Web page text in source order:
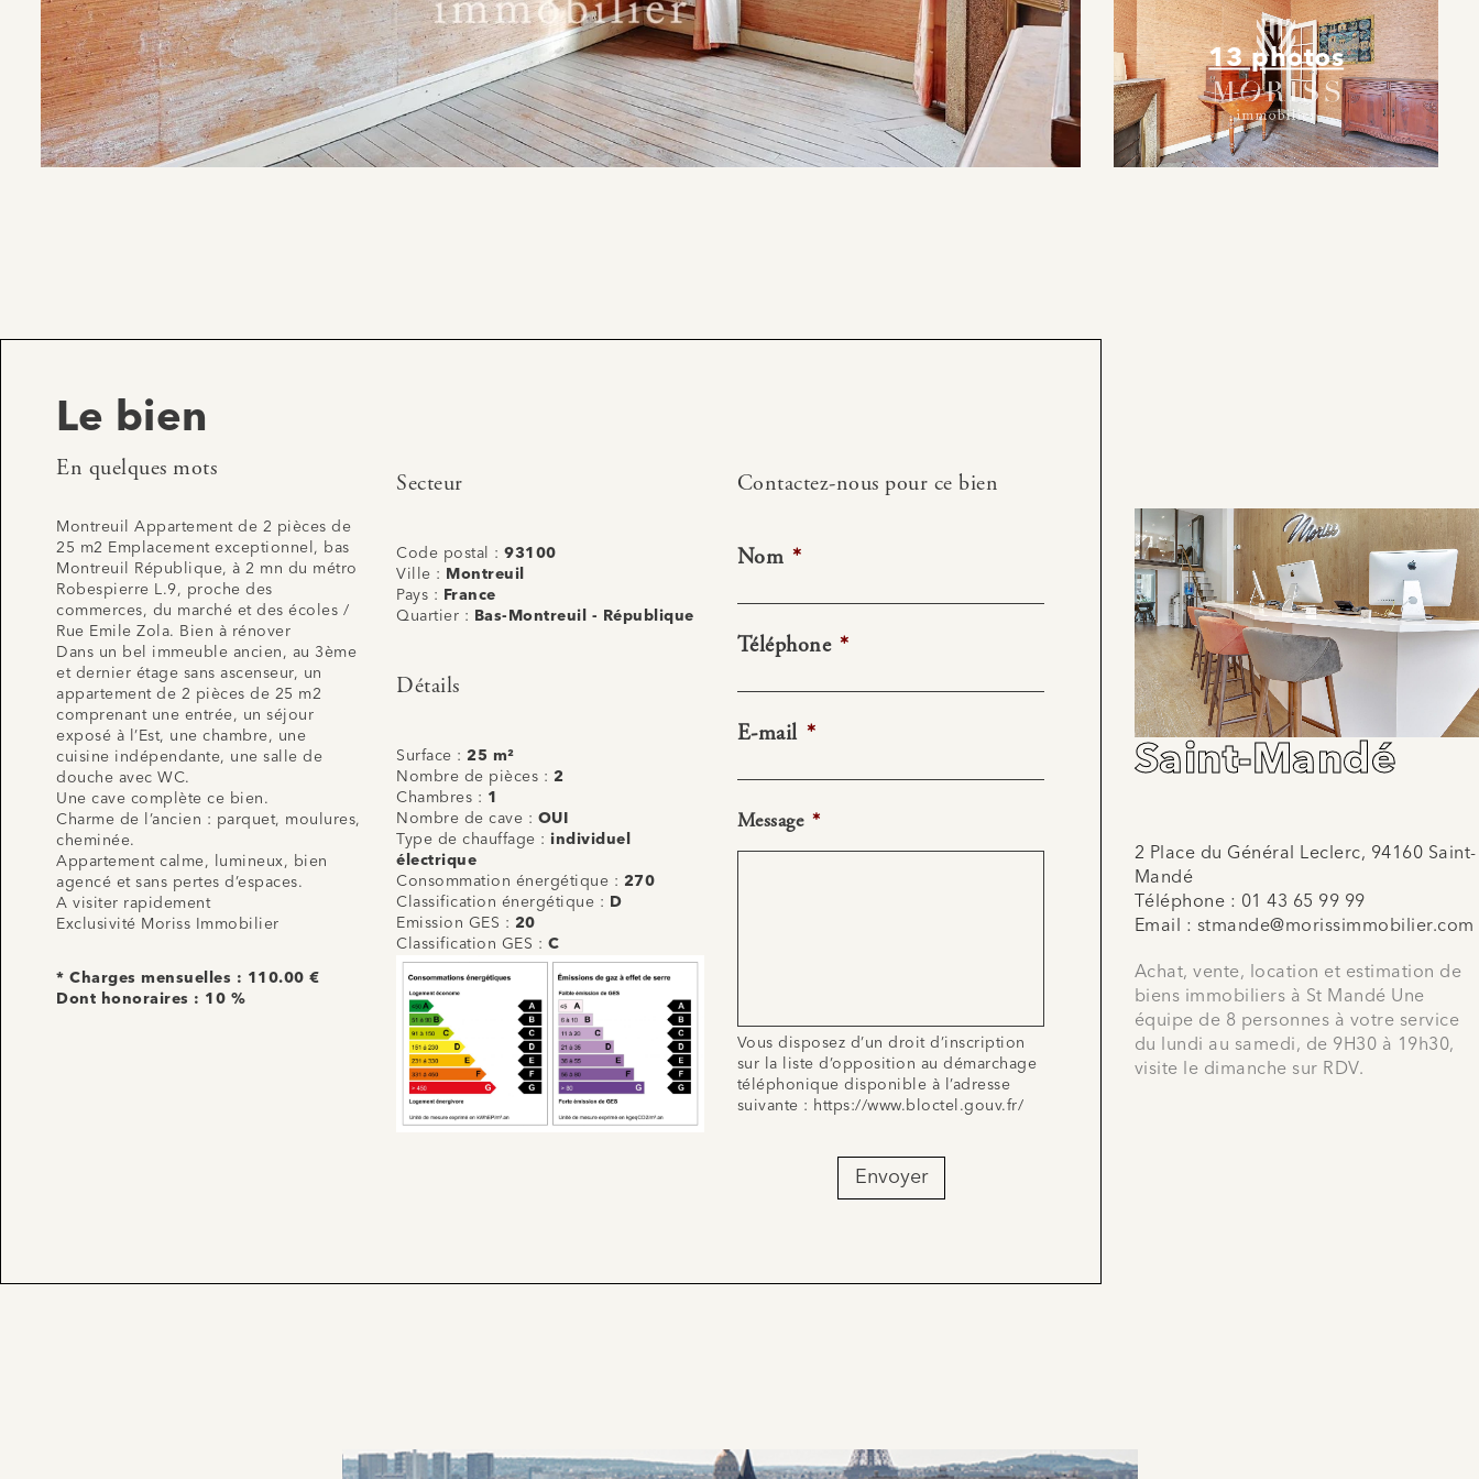
13 photos
Le bien
En quelques mots
Montreuil Appartement de 2 pièces de
25 m2 Emplacement exceptionnel, bas
Montreuil République, à 2 mn du métro
Robespierre L.9, proche des
commerces, du marché et des écoles /
Rue Emile Zola. Bien à rénover
Dans un bel immeuble ancien, au 3ème
et dernier étage sans ascenseur, un
appartement de 2 pièces de 25 m2
comprenant une entrée, un séjour
exposé à l’Est, une chambre, une
cuisine indépendante, une salle de
douche avec WC.
Une cave complète ce bien.
Charme de l’ancien : parquet, moulures,
cheminée.
Appartement calme, lumineux, bien
agencé et sans pertes d’espaces.
A visiter rapidement
Exclusivité Moriss Immobilier
* Charges mensuelles : 110.00 €
Dont honoraires : 10 %
Secteur
Code postal :93100
Ville :
Montreuil
Pays :
France
Quartier :
Bas-Montreuil - République
Détails
Surface : 25 m²
Nombre de pièces : 2
Chambres : 1
Nombre de cave : OUI
Type de chauffage : individuel
électrique
Consommation énergétique : 270
Classification énergétique :
D
Emission GES : 20
Classification GES : C
Contactez-nous pour ce bien
Nom *
Téléphone *
E-mail *
Message *
Vous disposez d’un droit d’inscription
sur la liste d’opposition au démarchage
téléphonique disponible à l’adresse
suivante : https://www.bloctel.gouv.fr/
Envoyer
Saint-Mandé
2 Place du Général Leclerc, 94160 Saint-
Mandé
Téléphone : 01 43 65 99 99
Email : stmande@morissimmobilier.com
Achat, vente, location et estimation de
biens immobiliers à St Mandé Une
équipe de 8 personnes à votre service
du lundi au samedi, de 9H30 à 19h30,
visite le dimanche sur RDV.